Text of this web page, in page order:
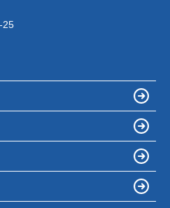
25